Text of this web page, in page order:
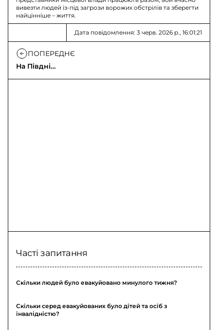
вивезти людей із-під загрози ворожих обстрілів та зберегти
найцінніше – життя.
Дата повідомлення: 3 черв. 2026 р., 16:01:21
ПОПЕРЕДНЄ
На Півдні
прикордонники
Часті запитання
Скільки людей було евакуйовано минулого тижня?
Скільки серед евакуйованих було дітей та осіб з
інвалідністю?